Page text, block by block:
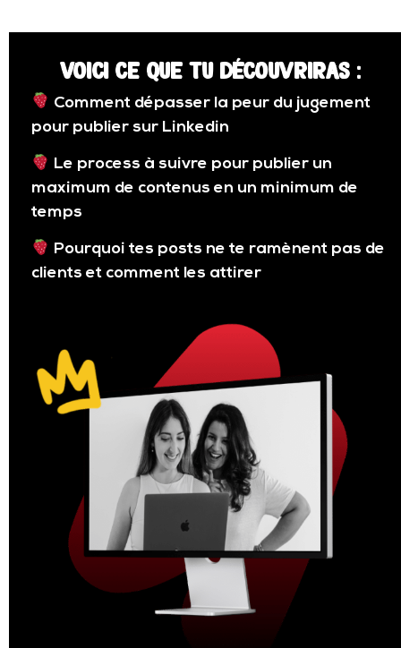
Voici ce que tu découvriras :
Comment dépasser la peur du jugement
pour publier sur Linkedin
Le process à suivre pour publier un
maximum de contenus en un minimum de
temps
Pourquoi tes posts ne te ramènent pas de
clients et comment les attirer